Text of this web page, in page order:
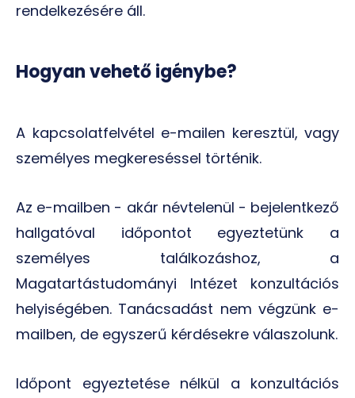
rendelkezésére áll.
Hogyan vehető igénybe?
A kapcsolatfelvétel e-mailen keresztül, vagy
személyes megkereséssel történik.
Az e-mailben - akár névtelenül - bejelentkező
hallgatóval időpontot egyeztetünk a
személyes találkozáshoz, a
Magatartástudományi Intézet konzultációs
helyiségében. Tanácsadást nem végzünk e-
mailben, de egyszerű kérdésekre válaszolunk.
Időpont egyeztetése nélkül a konzultációs